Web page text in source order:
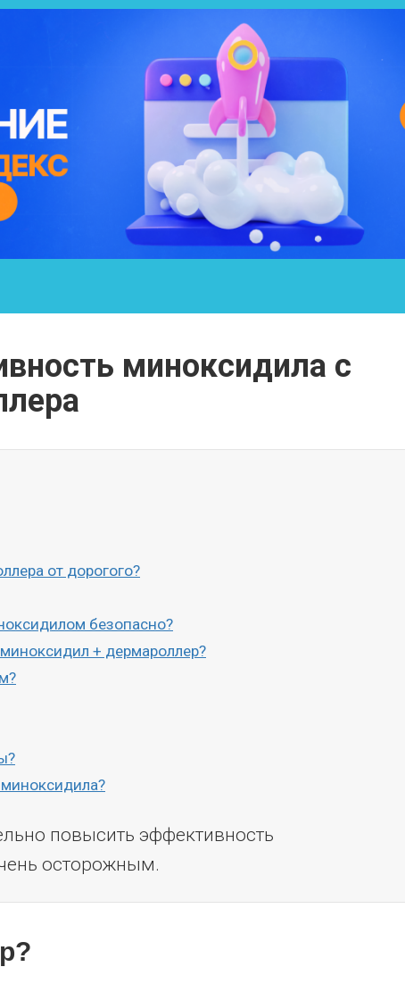
миноксидила с
от дорогого?
безопасно?
+ дермароллер?
повысить эффективность
осторожным.